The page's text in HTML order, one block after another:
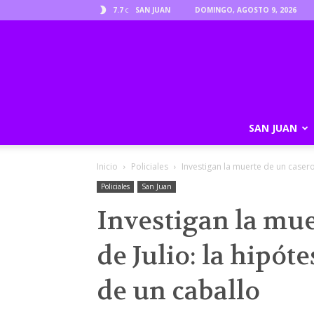
7.7 C SAN JUAN DOMINGO, AGOSTO 9, 2026
SAN JUAN
Inicio Policiales Investigan la muerte de un
Policiales San Juan
Investigan la
de Julio: la
de un caballo